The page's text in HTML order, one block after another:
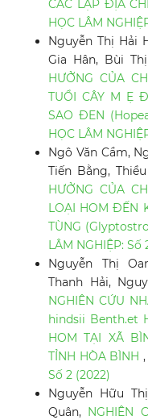
CÁC LẬP ĐỊA
HỌC LÂM
Nguyễn Thị Hải
Gia Hân, Bùi
HƯỞNG CỦA
TUỔI CÂY M Ẹ
SAO ĐEN
HỌC LÂM
Ngô Văn Cầm,
Tiến Bằng,
HƯỞNG CỦA
LOẠI HOM ĐẾN
TÙNG
LÂM NGHIỆP: Số
Nguyễn Thị
Thanh Hải,
NGHIÊN CỨU
hindsii Benth.et
HOM TẠI XÃ
TỈNH HÒA BÌNH ,
Số 2 (2022)
Nguyễn Hữu
Quân, NGHIÊN